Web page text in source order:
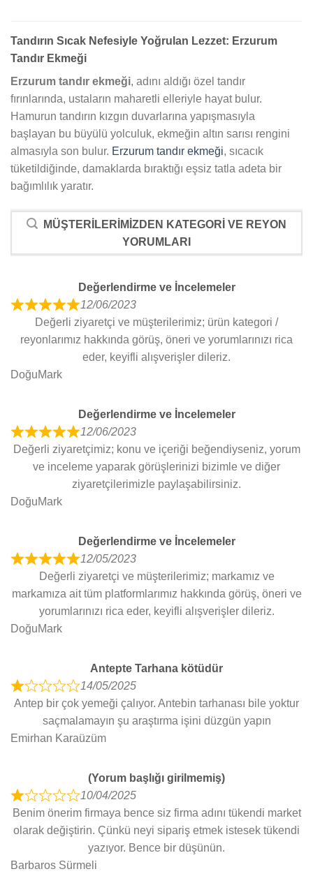
Tandırın Sıcak Nefesiyle Yoğrulan Lezzet: Erzurum
Tandır Ekmeği
Erzurum tandır ekmeği, adını aldığı özel tandır
fırınlarında, ustaların maharetli elleriyle hayat bulur.
Hamurun tandırın kızgın duvarlarına yapışmasıyla
başlayan bu büyülü yolculuk, ekmeğin altın sarısı rengini
almasıyla son bulur. Erzurum tandır ekmeği, sıcacık
tüketildiğinde, damaklarda bıraktığı eşsiz tatla adeta bir
bağımlılık yaratır.
MÜŞTERILERIMIZDEN KATEGORI VE REYON
YORUMLARI
Değerlendirme ve İncelemeler
R
a
t
d
u
t
o
5
12/06/2023
Değerli ziyaretçi ve müşterilerimiz; ürün kategori /
reyonlarımız hakkında görüş, öneri ve yorumlarınızı rica
eder, keyifli alışverişler dileriz.
DoğuMark
Değerlendirme ve İncelemeler
R
a
d
u
t
o
f
5
12/06/2023
Değerli ziyaretçimiz; konu ve içeriği beğendiyseniz, yorum
ve inceleme yaparak görüşlerinizi bizimle ve diğer
ziyaretçilerimizle paylaşabilirsiniz.
DoğuMark
Değerlendirme ve İncelemeler
R
a
t
e
d
u
t
o
f
12/05/2023
Değerli ziyaretçi ve müşterilerimiz; markamız ve
markamıza ait tüm platformlarımız hakkında görüş, öneri ve
yorumlarınızı rica eder, keyifli alışverişler dileriz.
DoğuMark
Antepte Tarhana kötüdür
R
a
t
e
o
u
t
f
14/05/2025
Antep bir çok yemeği çalıyor. Antebin tarhanası bile yoktur
saçmalamayın şu araştırma işini düzgün yapın
Emirhan Karaüzüm
(Yorum başlığı girilmemiş)
R
a
d
10/04/2025
Benim önerim firmaya bence siz firma adını tükendi market
olarak değiştirin. Çünkü neyi sipariş etmek istesek tükendi
yazıyor. Bence bir düşünün.
Barbaros Sürmeli